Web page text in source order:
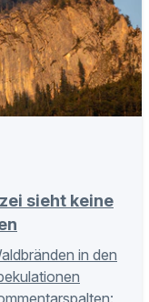
sieht keine
in den